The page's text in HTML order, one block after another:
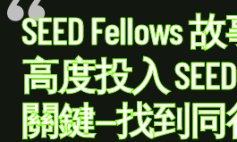
SEED Fellows
高度投入
關鍵—找到